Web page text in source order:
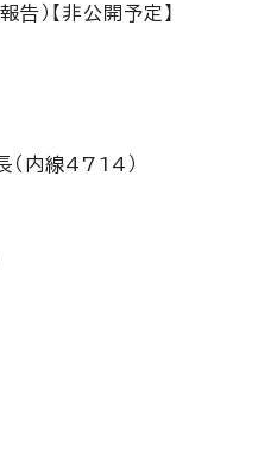
）【非公開予定】
（内線4714）